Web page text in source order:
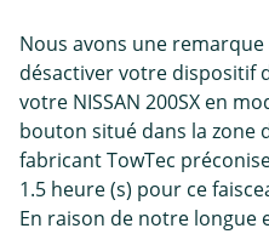
Nous avons une
désactiver votre dispositif
votre NISSAN 200SX en
bouton situé dans la zone
fabricant TowTec
1.5 heure (s) pour ce
En raison de notre longue